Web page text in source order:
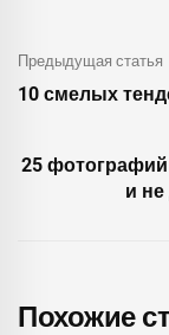
Предыдущая статья
10 смелых
25
и
Похожие